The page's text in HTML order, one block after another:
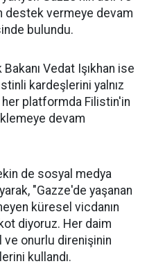
destek vermeye devam
bulundu.
Vedat Işıkhan ise
kardeşlerini yalnız
her platformda Filistin'in
devam
de sosyal medya
"Gazze'de yaşanan
küresel vicdanın
diyoruz. Her daim
onurlu direnişinin
kullandı.